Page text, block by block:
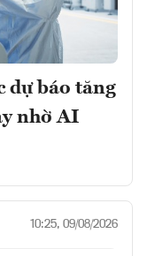
dự báo tăng
nhờ AI
10:25, 09/08/2026